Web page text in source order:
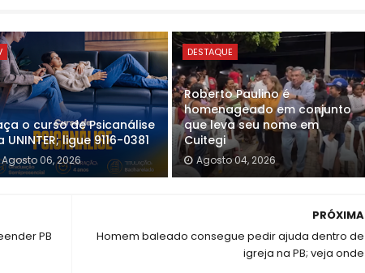
o curso de Psicanálise
UNINTER; ligue 9116-0381
Agosto 06, 2026
DESTAQUE
Roberto Paulino é
homenageado em conjunto
que leva seu nome em
Cuitegi
Agosto 04, 2026
PRÓXIMA
Homem baleado consegue pedir ajuda dentro de
igreja na PB; veja onde
PB